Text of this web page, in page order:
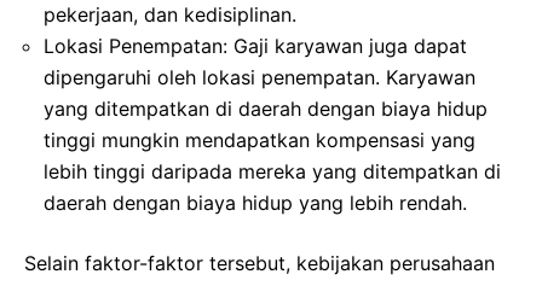
pekerjaan, dan kedisiplinan.
Lokasi Penempatan: Gaji karyawan juga dapat
dipengaruhi oleh lokasi penempatan. Karyawan
yang ditempatkan di daerah dengan biaya hidup
tinggi mungkin mendapatkan kompensasi yang
lebih tinggi daripada mereka yang ditempatkan di
daerah dengan biaya hidup yang lebih rendah.
Selain faktor-faktor tersebut, kebijakan perusahaan